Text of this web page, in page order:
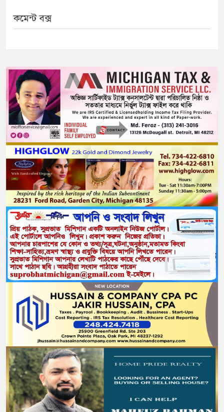
কমেন্ট বক্স